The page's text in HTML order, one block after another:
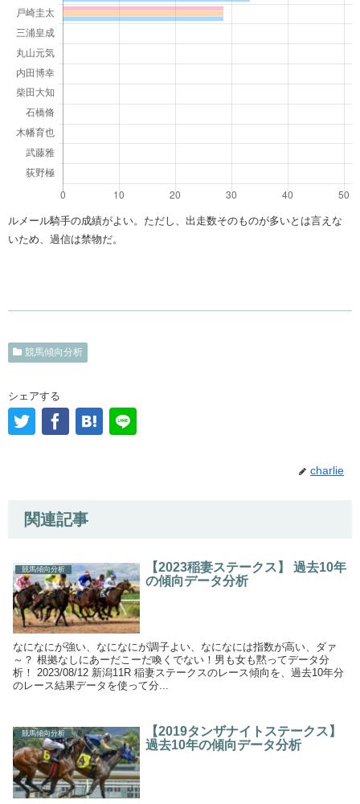
ルメール騎手の成績がよい。ただし、出走数そのものが多いとは言えな
いため、過信は禁物だ。
競馬傾向分析
シェアする
charlie
関連記事
競馬傾向分析
【2023稲妻ステークス】 過去10年
の傾向データ分析
なになにが強い、なになにが調子よい、なになには指数が高い、ダァ
～？ 根拠なしにあーだこーだ喚くでない！男も女も黙ってデータ分
析！ 2023/08/12 新潟11R 稲妻ステークスのレース傾向を、過去10年分
のレース結果データを使って分...
競馬傾向分析
【2019タンザナイトステークス】
過去10年の傾向データ分析